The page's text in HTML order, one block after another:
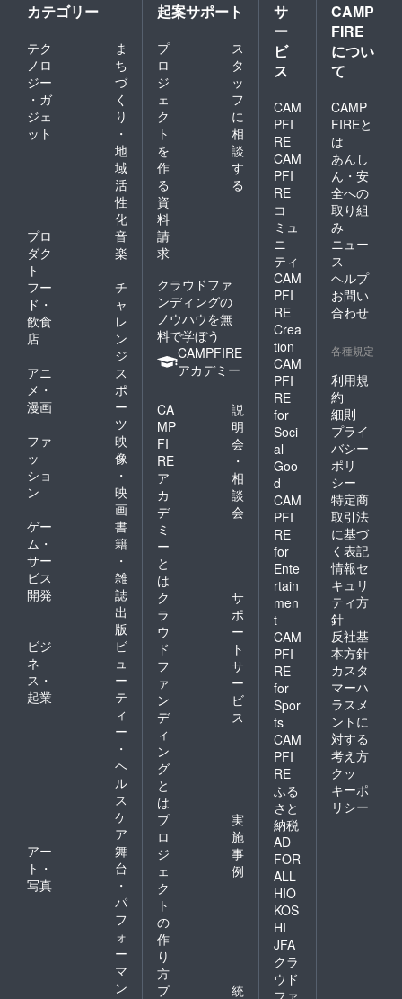
カテゴリー
テク
ノロ
ジー
・ガ
ジェ
ット
ま
ち
づ
く
り
・
地
域
活
性
化
プロ
ダク
ト
音
楽
フー
ド・
飲食
店
チ
ャ
レ
ン
ジ
アニ
メ・
漫画
ス
ポ
ー
ツ
ファ
ッ
ショ
ン
映
像
・
映
画
ゲー
ム・
サー
ビス
開発
書
籍
・
雑
誌
出
版
ビジ
ネ
ス・
起業
ビ
ュ
ー
テ
ィ
ー
・
ヘ
ル
ス
ケ
ア
アー
ト・
写真
舞
台
・
パ
フ
ォ
ー
マ
ン
起案サポート
プ
ロ
ジ
ェ
ク
ト
を
作
る
ス
タ
ッ
フ
に
相
談
す
る
資
料
請
求
クラウドファ
ンディングの
ノウハウを無
料で学ぼう
CAMPFIRE
アカデミー
CA
MP
FI
RE
ア
カ
デ
ミ
ー
と
は
説
明
会
・
相
談
会
ク
ラ
ウ
ド
フ
ァ
ン
デ
ィ
ン
グ
と
は
サ
ポ
ー
ト
サ
ー
ビ
ス
プ
ロ
ジ
ェ
ク
ト
の
作
り
方
実
施
事
例
プ
統
サ
ー
ビ
ス
CAM
PFI
RE
CAM
PFI
RE
コ
ミュ
ニ
ティ
CAM
PFI
RE
Crea
tion
CAM
PFI
RE
for
Soci
al
Goo
d
CAM
PFI
RE
for
Ente
rtain
men
t
CAM
PFI
RE
for
Spor
ts
CAM
PFI
RE
ふる
さと
納税
AD
FOR
ALL
HIO
KOS
HI
JFA
クラ
ウド
CAMP
FIRE
につい
て
CAMP
FIREと
は
あんし
ん・安
全への
取り組
み
ニュー
ス
ヘルプ
お問い
合わせ
各種規定
利用規
約
細則
プライ
バシー
ポリ
シー
特定商
取引法
に基づ
く表記
情報セ
キュリ
ティ方
針
反社基
本方針
カスタ
マーハ
ラスメ
ントに
対する
考え方
クッ
キーポ
リシー